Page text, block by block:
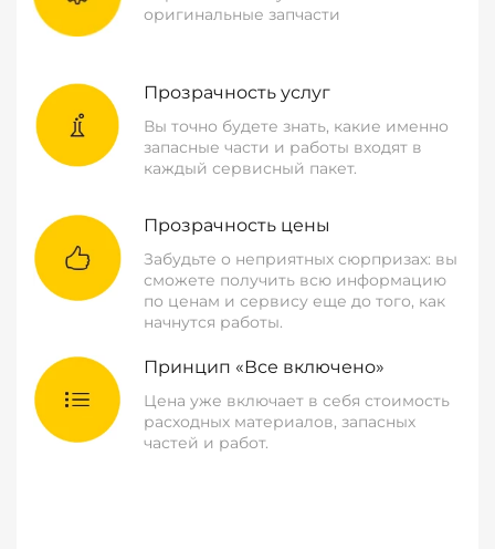
оригинальные запчасти
Прозрачность услуг
Вы точно будете знать, какие именно
запасные части и работы входят в
каждый сервисный пакет.
Прозрачность цены
Забудьте о неприятных сюрпризах: вы
сможете получить всю информацию
по ценам и сервису еще до того, как
начнутся работы.
Принцип «Все включено»
Цена уже включает в себя стоимость
расходных материалов, запасных
частей и работ.